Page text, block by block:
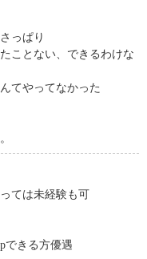
っぱり
ことない、できるわけな
てやってなかった
ては未経験も可
できる方優遇